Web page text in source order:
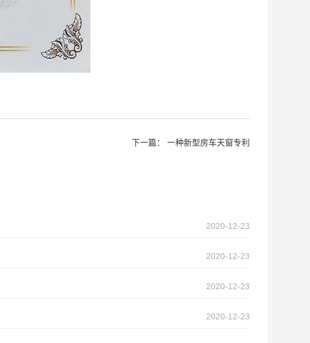
下一篇： 一种新型房车天窗专利
2020-12-23
2020-12-23
2020-12-23
2020-12-23